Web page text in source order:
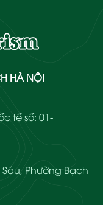
HÀ NỘI
tế số: 01-
Phường Bạch